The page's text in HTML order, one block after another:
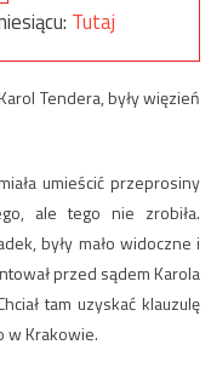
Tutaj
Tendera, były więzień
umieścić przeprosiny
ale tego nie zrobiła.
były mało widoczne i
przed sądem Karola
tam uzyskać klauzulę
w Krakowie.